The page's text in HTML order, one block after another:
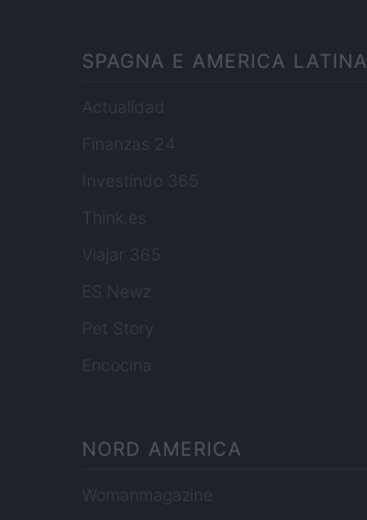
SPAGNA E AMERICA LATINA
Actualidad
Finanzas 24
Investindo 365
Think.es
Viajar 365
ES Newz
Pet Story
Encocina
NORD AMERICA
Womanmagazine